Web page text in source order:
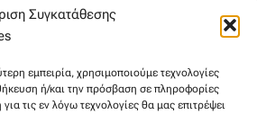
Συγκατάθεσης
εμπειρία, χρησιμοποιούμε τεχνολογίες
ή/και την πρόσβαση σε πληροφορίες
τις εν λόγω τεχνολογίες θα μας επιτρέψει